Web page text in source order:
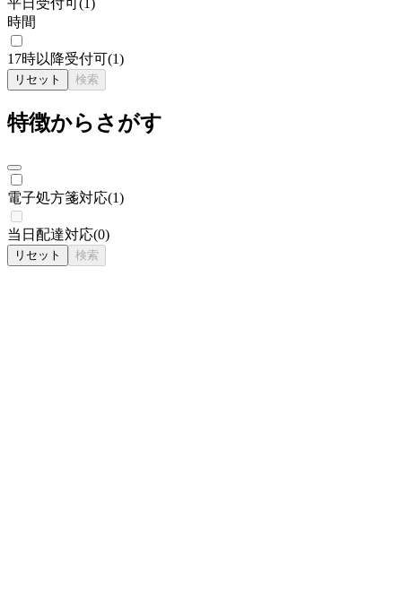
平日受付可 (
)
時間
17時以降受付可(1)
リセット 検索
特徴からさがす
電子処方箋対応(1)
当日配達対応(0)
リセット 検索